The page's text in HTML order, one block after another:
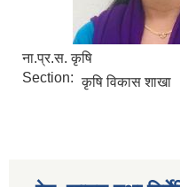
ना.प्र.स. कृषि
Section: कृषि विकास शाखा